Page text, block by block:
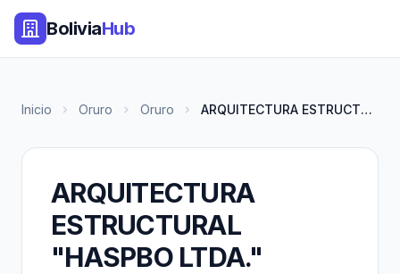
BoliviaHub
Inicio Oruro Oruro ARQUITECTURA ESTRUCTURAL "HASP...
ARQUITECTURA
ESTRUCTURAL
"HASPBO LTDA."